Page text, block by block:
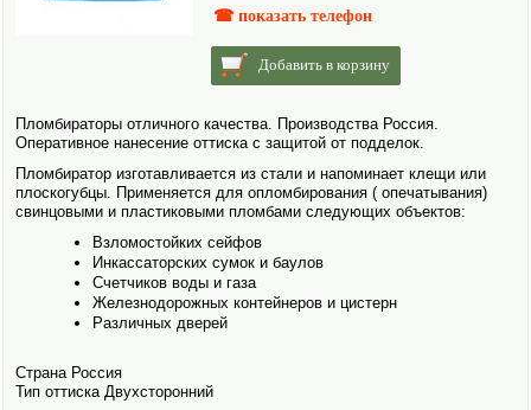
☎ показать телефон
Добавить в корзину
Пломбираторы отличного качества. Производства Россия.
Оперативное нанесение оттиска с защитой от подделок.
Пломбиратор изготавливается из стали и напоминает клещи или
плоскогубцы. Применяется для опломбирования ( опечатывания)
свинцовыми и пластиковыми пломбами следующих объектов:
Взломостойких сейфов
Инкассаторских сумок и баулов
Счетчиков воды и газа
Железнодорожных контейнеров и цистерн
Различных дверей
Страна Россия
Тип оттиска Двухсторонний